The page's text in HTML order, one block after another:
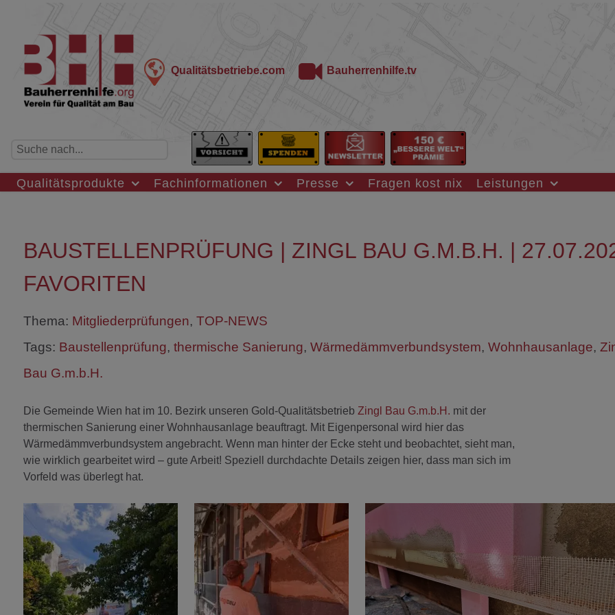
Qualitätsbetriebe.com Bauherrenhilfe.tv
Qualitätsprodukte Fachinformationen Presse Fragen kost nix Leistungen
BAUSTELLENPRÜFUNG | ZINGL BAU G.M.B.H. |
FAVORITEN
Thema: Mitgliederprüfungen, TOP-NEWS
Tags: Baustellenprüfung, thermische Sanierung, Wärmedämmverbundsystem, Wohnhausanlage,
Bau G.m.b.H.
Die Gemeinde Wien hat im 10. Bezirk unseren Gold-Qualitätsbetrieb Zingl Bau G.m.b.H. mit der
thermischen Sanierung einer Wohnhausanlage beauftragt. Mit Eigenpersonal wird hier das
Wärmedämmverbundsystem angebracht. Wenn man hinter der Ecke steht und beobachtet, sieht man,
wie wirklich gearbeitet wird – gute Arbeit! Speziell durchdachte Details zeigen hier, dass man sich im
Vorfeld was überlegt hat.